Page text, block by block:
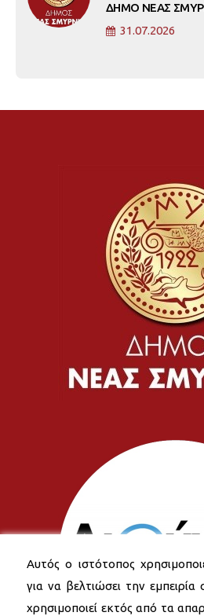
ΔΗΜΟ ΝΕΑΣ
31.07.2026
Αυτός ο ιστότοπος
για να βελτιώσει την εμπειρία
χρησιμοποιεί εκτός από τα